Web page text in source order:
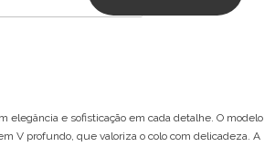
elegância e sofisticação em cada detalhe. O modelo
V profundo, que valoriza o colo com delicadeza. A